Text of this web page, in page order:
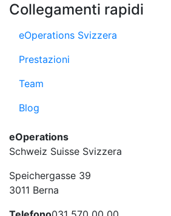
eOperations
Schweiz Suisse Svizzera
Speichergasse 39
3011 Berna
Collegamenti rapidi
eOperations Svizzera
Prestazioni
Team
Blog